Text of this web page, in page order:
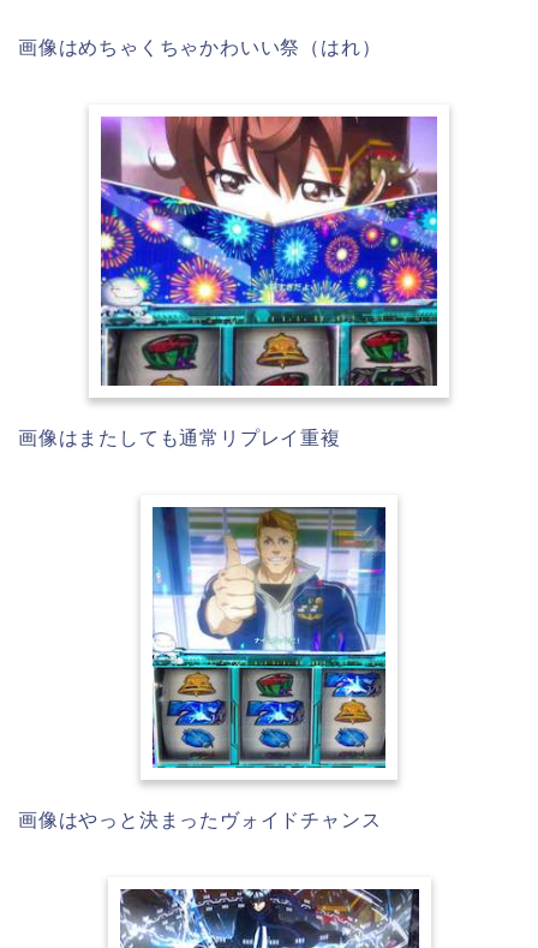
画像はめちゃくちゃかわいい祭（はれ）
画像はまたしても通常リプレイ重複
画像はやっと決まったヴォイドチャンス